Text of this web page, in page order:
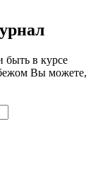
в курсе
Вы можете,